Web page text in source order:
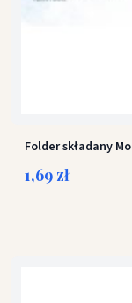
Folder składany
1,69 zł